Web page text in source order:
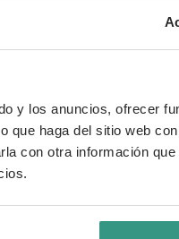
y los anuncios, ofrecer
que haga del sitio web
con otra información